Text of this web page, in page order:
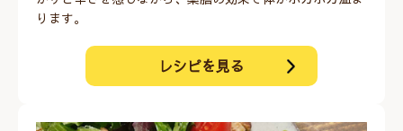
ります。
レシピを見る